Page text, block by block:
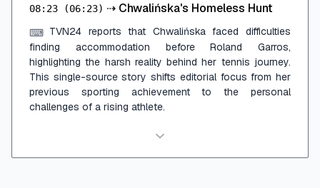
08:23 (06:23) ⇢ Chwalińska's Homeless Hunt
⌨ TVN24 reports that Chwalińska faced difficulties
finding accommodation before Roland Garros,
highlighting the harsh reality behind her tennis journey.
This single-source story shifts editorial focus from her
previous sporting achievement to the personal
challenges of a rising athlete.